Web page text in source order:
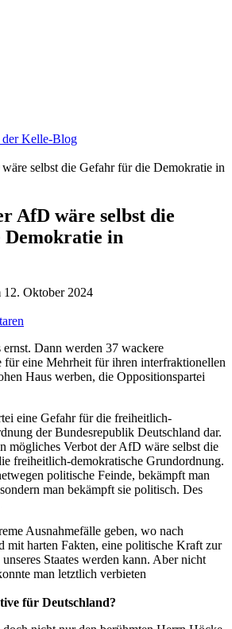
AfD wäre selbst die
in
12. Oktober 2024
Dann werden 37 wackere
für eine Mehrheit für ihren interfraktionellen
Haus werben, die Oppositionspartei
eine Gefahr für die freiheitlich-
der Bundesrepublik Deutschland dar.
mögliches Verbot der AfD wäre selbst die
freiheitlich-demokratische Grundordnung.
politische Feinde, bekämpft man
man bekämpft sie politisch. Des
Ausnahmefälle geben, wo nach
mit harten Fakten, eine politische Kraft zur
Staates werden kann. Aber nicht
man letztlich verbieten
für Deutschland?